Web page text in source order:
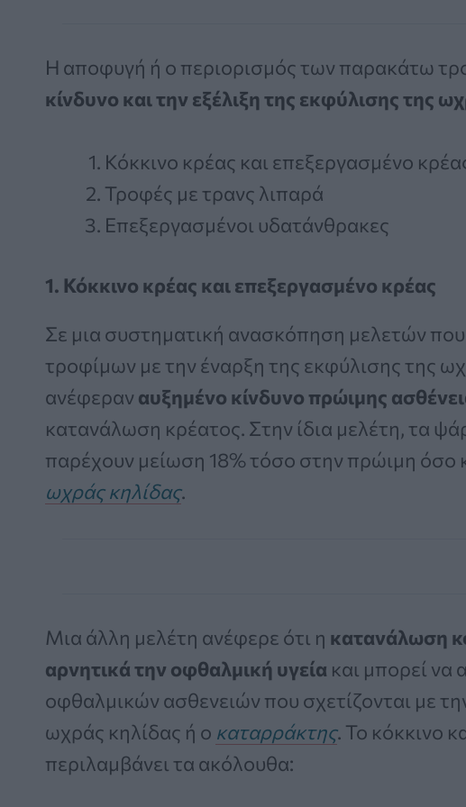
Η αποφυγή ή ο περιορισμός των παρακάτω
κίνδυνο και την εξέλιξη της εκφύλισης της
Κόκκινο κρέας και επεξεργασμένο
Τροφές με τρανς λιπαρά
Επεξεργασμένοι υδατάνθρακες
1. Κόκκινο κρέας και επεξεργασμένο κρέας
Σε μια συστηματική ανασκόπηση μελετών
τροφίμων με την έναρξη της εκφύλισης της
ανέφεραν αυξημένο κίνδυνο πρώιμης
κατανάλωση κρέατος. Στην ίδια μελέτη, τα
παρέχουν μείωση 18% τόσο στην πρώιμη όσο
ωχράς κηλίδας.
Μια άλλη μελέτη ανέφερε ότι η κατανάλωση
αρνητικά την οφθαλμική υγεία και μπορεί να
οφθαλμικών ασθενειών που σχετίζονται με
ωχράς κηλίδας ή ο καταρράκτης. Το κόκκινο
περιλαμβάνει τα ακόλουθα: